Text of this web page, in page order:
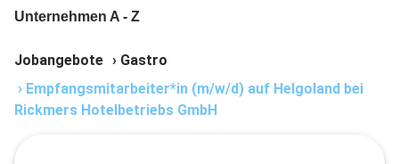
Unternehmen A - Z
Jobangebote › Gastro
› Empfangsmitarbeiter*in (m/w/d) auf Helgoland bei
Rickmers Hotelbetriebs GmbH